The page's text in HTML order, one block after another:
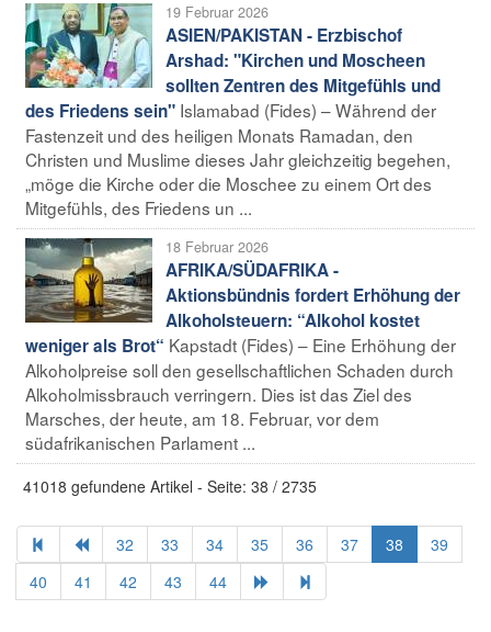
19 Februar 2026
ASIEN/PAKISTAN - Erzbischof
Arshad: "Kirchen und Moscheen
sollten Zentren des Mitgefühls und
des Friedens sein" Islamabad (Fides) – Während der
Fastenzeit und des heiligen Monats Ramadan, den
Christen und Muslime dieses Jahr gleichzeitig begehen,
„möge die Kirche oder die Moschee zu einem Ort des
Mitgefühls, des Friedens un ...
18 Februar 2026
AFRIKA/SÜDAFRIKA -
Aktionsbündnis fordert Erhöhung der
Alkoholsteuern: “Alkohol kostet
weniger als Brot“ Kapstadt (Fides) – Eine Erhöhung der
Alkoholpreise soll den gesellschaftlichen Schaden durch
Alkoholmissbrauch verringern. Dies ist das Ziel des
Marsches, der heute, am 18. Februar, vor dem
südafrikanischen Parlament ...
41018 gefundene Artikel - Seite: 38 / 2735
32 33 34 35 36 37 38
39
40
41 42 43 44